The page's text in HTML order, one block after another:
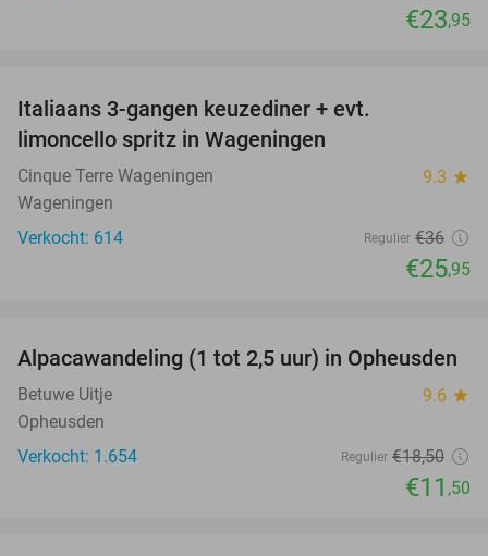
€23,95
Italiaans 3-gangen keuzediner + evt.
limoncello spritz in Wageningen
Cinque Terre Wageningen 9.3 star
Wageningen
Verkocht: 614
Regulier €36
€25,95
38%
Alpacawandeling (1 tot 2,5 uur) in Opheusden
Betuwe Uitje 9.6 star
Opheusden
Verkocht: 1.654
Regulier €18,50
€11 ,50